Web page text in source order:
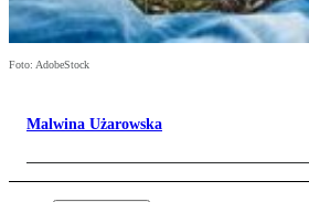
Foto: AdobeStock
Malwina Użarowska